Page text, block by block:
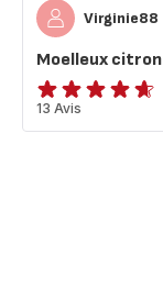
Virginie88
Moelleux citron
ratings.4.6
13 Avis